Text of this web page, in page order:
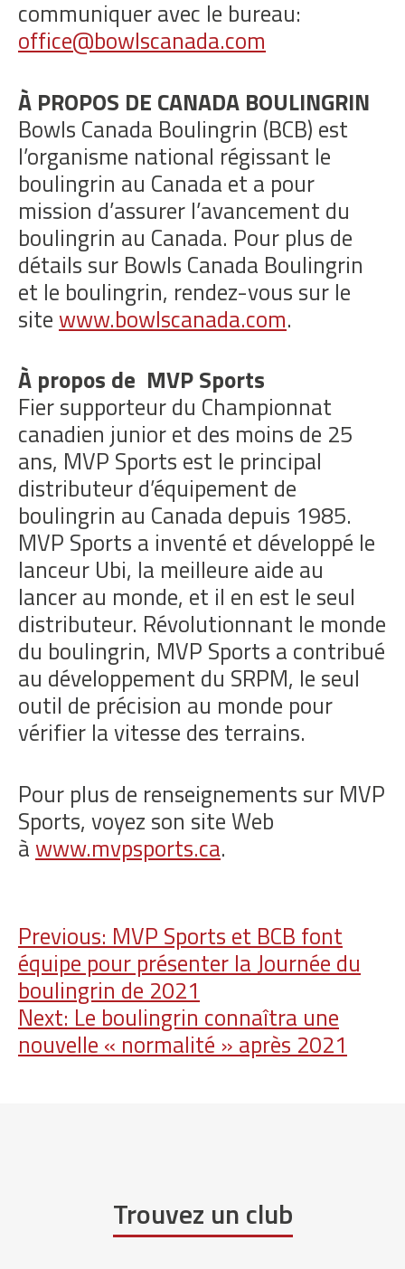
communiquer avec le bureau:
office@bowlscanada.com
À PROPOS DE CANADA BOULINGRIN
Bowls Canada Boulingrin (BCB) est
l’organisme national régissant le
boulingrin au Canada et a pour
mission d’assurer l’avancement du
boulingrin au Canada. Pour plus de
détails sur Bowls Canada Boulingrin
et le boulingrin, rendez-vous sur le
sitewww.bowlscanada.com.
À propos de MVP Sports
Fier supporteur du Championnat
canadien junior et des moins de 25
ans, MVP Sports est le principal
distributeur d’équipement de
boulingrin au Canada depuis 1985.
MVP Sports a inventé et développé le
lanceur Ubi, la meilleure aide au
lancer au monde, et il en est le seul
distributeur. Révolutionnant le monde
du boulingrin, MVP Sports a contribué
au développement du SRPM, le seul
outil de précision au monde pour
vérifier la vitesse des terrains.
Pour plus de renseignements sur MVP
Sports, voyez son site Web
àwww.mvpsports.ca.
Navigation
de
l'article
Previous: MVP Sports et BCB font
équipe pour présenter la Journée du
boulingrin de 2021
Next: Le boulingrin connaîtra une
nouvelle « normalité » après 2021
Trouvez un club